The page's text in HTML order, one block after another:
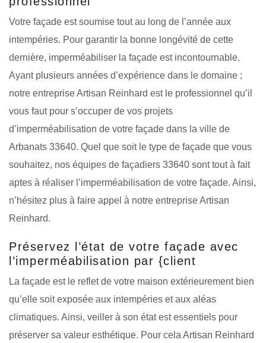
Votre façade est soumise tout au long de l’année aux
intempéries. Pour garantir la bonne longévité de cette
dernière, imperméabiliser la façade est incontournable.
Ayant plusieurs années d’expérience dans le domaine ;
notre entreprise Artisan Reinhard est le professionnel qu’il
vous faut pour s’occuper de vos projets
d’imperméabilisation de votre façade dans la ville de
Arbanats 33640. Quel que soit le type de façade que vous
souhaitez, nos équipes de façadiers 33640 sont tout à fait
aptes à réaliser l’imperméabilisation de votre façade. Ainsi,
n’hésitez plus à faire appel à notre entreprise Artisan
Reinhard.
Préservez l’état de votre façade avec
l’imperméabilisation par {client
La façade est le reflet de votre maison extérieurement bien
qu’elle soit exposée aux intempéries et aux aléas
climatiques. Ainsi, veiller à son état est essentiels pour
préserver sa valeur esthétique. Pour cela Artisan Reinhard